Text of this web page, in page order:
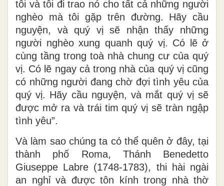
tôi và tôi đi trao nó cho tất cả những người
nghèo mà tôi gặp trên đường. Hãy cầu
nguyện, và quý vị sẽ nhận thấy những
người nghèo xung quanh quý vị. Có lẽ ở
cùng tầng trong toà nhà chung cư của quý
vị. Có lẽ ngay cả trong nhà của quý vị cũng
có những người đang chờ đợi tình yêu của
quý vị. Hãy cầu nguyện, và mắt quý vị sẽ
được mở ra và trái tim quý vị sẽ tràn ngập
tình yêu”.
Và làm sao chúng ta có thể quên ở đây, tại
thành phố Roma, Thánh Benedetto
Giuseppe Labre (1748-1783), thi hài ngài
an nghỉ và được tôn kính trong nhà thờ